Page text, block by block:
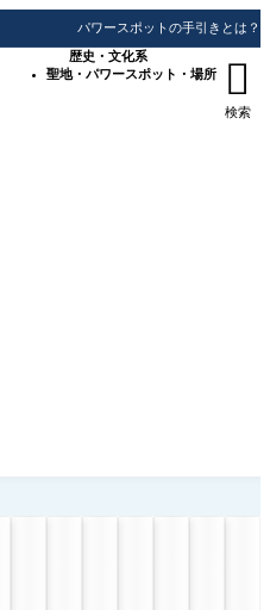
パワースポットの手引きとは？
歴史・文化系
聖地・パワースポット・場所

検索